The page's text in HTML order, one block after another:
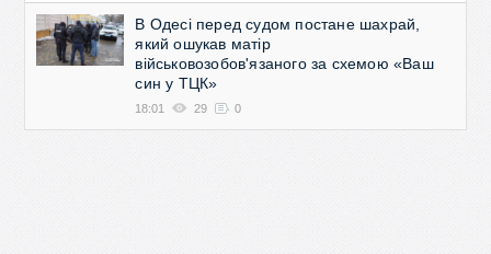
В Одесі перед судом постане шахрай,
який ошукав матір
військовозобов'язаного за схемою «Ваш
син у ТЦК»
18:01 29 0